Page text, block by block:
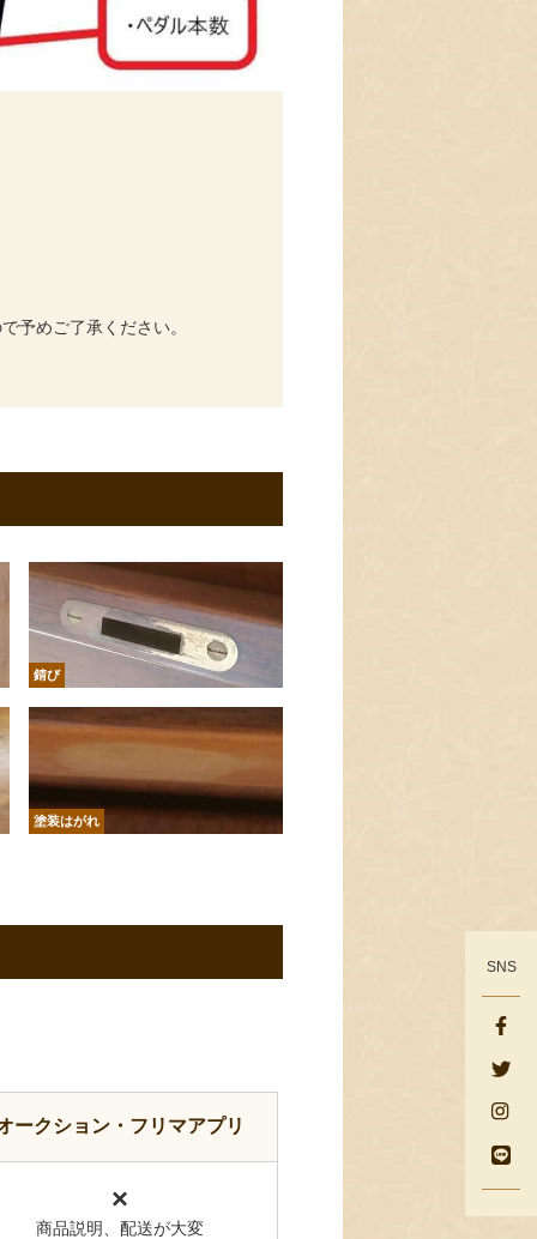
予めご了承ください。
錆び
塗装はがれ
ークション・フリマアプリ
×
商品説明、配送が大変
SNS